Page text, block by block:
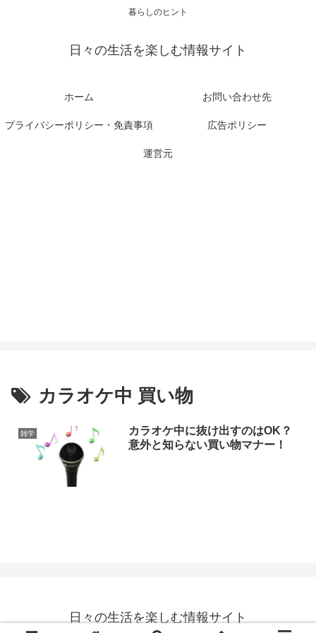
暮らしのヒント
日々の生活を楽しむ情報サイト
ホーム お問い合わせ先
プライバシーポリシー・免責事項 広告ポリシー
運営元
カラオケ中 買い物
雑学
カラオケ中に抜け出すのはOK？
意外と知らない買い物マナー！
日々の生活を楽しむ情報サイト